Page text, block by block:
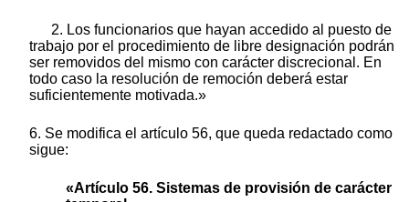
2. Los funcionarios que hayan accedido al puesto de
trabajo por el procedimiento de libre designación podrán
ser removidos del mismo con carácter discrecional. En
todo caso la resolución de remoción deberá estar
suficientemente motivada.»
6. Se modifica el artículo 56, que queda redactado como
sigue:
«Artículo 56. Sistemas de provisión de carácter